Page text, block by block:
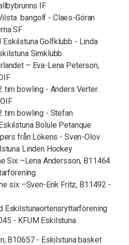
IF
bangolf - Claes-Göran
SF
Golfklubb - Linda
Simklubb
– Eva-Lena Peterson,
tim bowling - Anders Verter.
tim bowling - Stefan
Bolule Petanque
från Lökens - Sven-Olov
Linden Hockey
Six –Lena Andersson, B11464
six –Sven-Erik Fritz, B11492 -
Eskilstunaortensryttarförening
- KFUM Eskilstuna
B10657 - Eskilstuna basket